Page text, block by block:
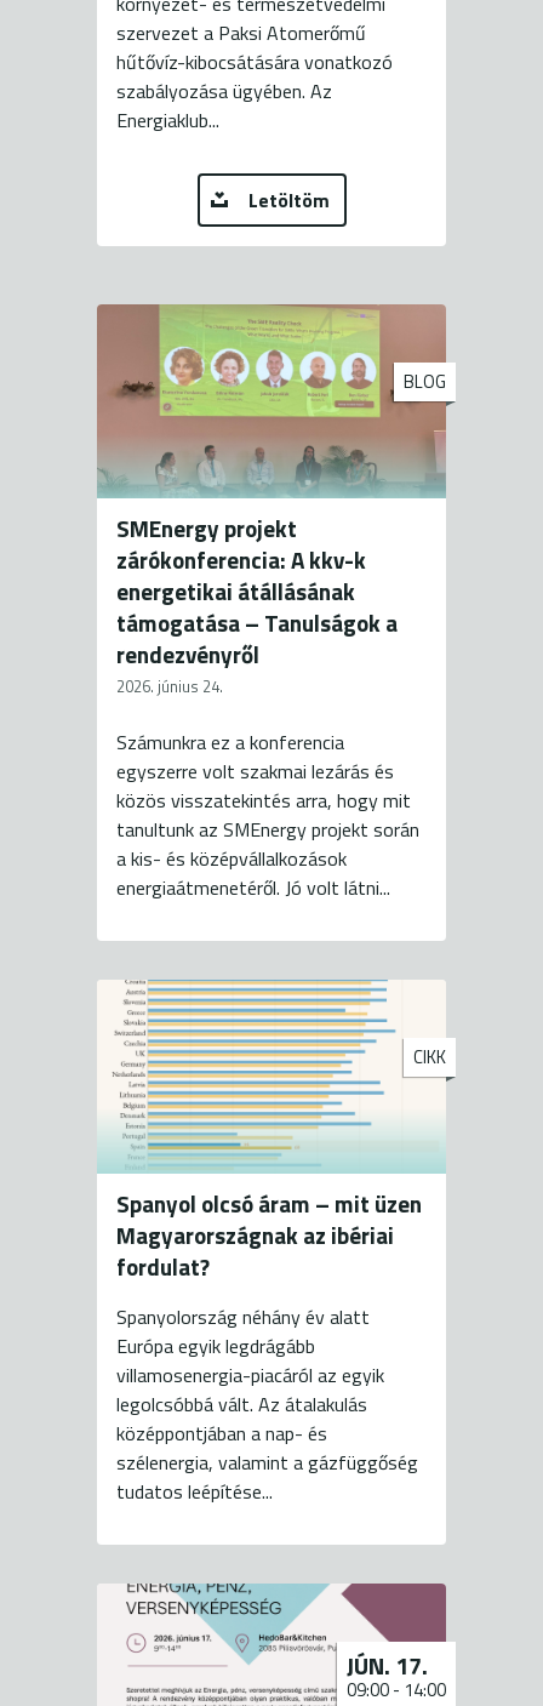
szervezet a Paksi Atomerőmű
hűtővíz-kibocsátására vonatkozó
szabályozása ügyében. Az
Energiaklub...
Letöltöm
BLOG
SMEnergy projekt
zárókonferencia: A kkv-k
energetikai átállásának
támogatása – Tanulságok a
rendezvényről
2026. június 24.
Számunkra ez a konferencia
egyszerre volt szakmai lezárás és
közös visszatekintés arra, hogy mit
tanultunk az SMEnergy projekt során
a kis- és középvállalkozások
energiaátmenetéről. Jó volt látni...
CIKK
Spanyol olcsó áram – mit üzen
Magyarországnak az ibériai
fordulat?
Spanyolország néhány év alatt
Európa egyik legdrágább
villamosenergia-piacáról az egyik
legolcsóbbá vált. Az átalakulás
középpontjában a nap- és
szélenergia, valamint a gázfüggőség
tudatos leépítése...
JÚN. 17.
09:00- 14:00